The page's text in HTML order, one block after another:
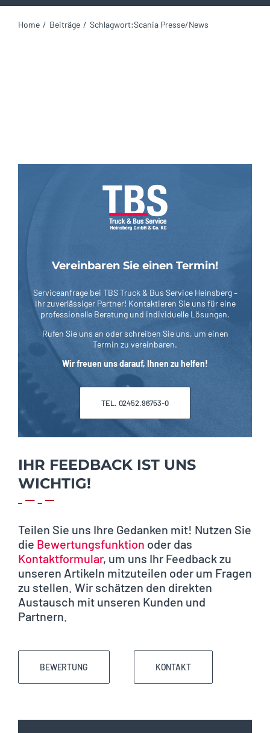
Home Beiträge Schlagwort:Scania Presse/News
Vereinbaren Sie einen Termin!
Serviceanfrage bei TBS Truck & Bus Service Heinsberg –
Ihr zuverlässiger Partner! Kontaktieren Sie uns für eine
professionelle Beratung und individuelle Lösungen.
Rufen Sie uns an oder schreiben Sie uns, um einen
Termin zu vereinbaren.
Wir freuen uns darauf, Ihnen zu helfen!
TEL. 02452.96753-0
IHR FEEDBACK IST UNS
WICHTIG!
Teilen Sie uns Ihre Gedanken mit! Nutzen Sie
die Bewertungsfunktion oder das
Kontaktformular, um uns Ihr Feedback zu
unseren Artikeln mitzuteilen oder um Fragen
zu stellen. Wir schätzen den direkten
Austausch mit unseren Kunden und
Partnern.
BEWERTUNG KONTAKT